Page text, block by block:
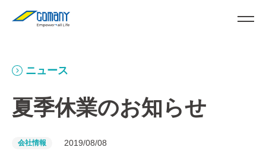
ニュース
夏季休業のお知らせ
会社情報 2019/08/08